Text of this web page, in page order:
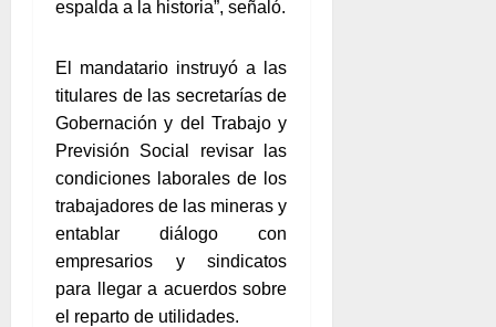
espalda a la historia”, señaló.
El mandatario instruyó a las
titulares de las secretarías de
Gobernación y del Trabajo y
Previsión Social revisar las
condiciones laborales de los
trabajadores de las mineras y
entablar diálogo con
empresarios y sindicatos
para llegar a acuerdos sobre
el reparto de utilidades.